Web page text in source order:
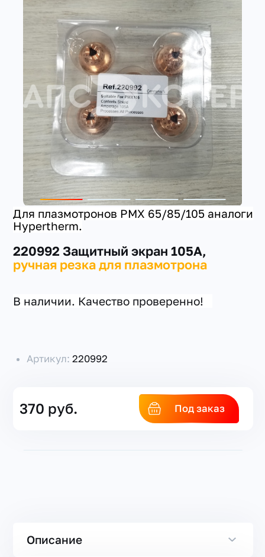
+7(351) 223-98-74
заказать звонок
220992 Защитный экран 105А,
ручная резка для плазмотрона
В наличии. Качество проверенно!
Для плазмотронов PMX 65/85/105 аналоги
Hypertherm.
Артикул:220992
370 руб. Под заказ
Описание